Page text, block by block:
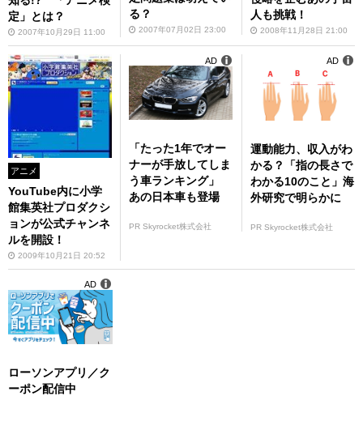
定」とは？
2007年10月29日 11:00
る？
2007年07月02日 23:00
人も挑戦！
2008年11月28日 21:00
アニメ
YouTube内に小学
館集英社プロダクシ
ョンが公式チャンネ
ルを開設！
2009年10月21日 20:52
「たった1年でオー
ナーが手放してしま
う車ランキング」
あの日本車も登場
PR Skyrocket株式会社
AD
運動能力、収入がわ
かる？「指の長さで
わかる10のこと」海
外研究で明らかに
PR Skyrocket株式会社
AD
ローソンアプリ／ク
ーポン配信中
AD